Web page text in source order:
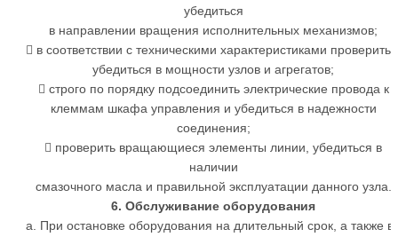
убедиться
в направлении вращения исполнительных механизмов;
 в соответствии с техническими характеристиками проверить
убедиться в мощности узлов и агрегатов;
 строго по порядку подсоединить электрические провода к
клеммам шкафа управления и убедиться в надежности
соединения;
 проверить вращающиеся элементы линии, убедиться в
наличии
смазочного масла и правильной эксплуатации данного узла.
6. Обслуживание оборудования
a. При остановке оборудования на длительный срок, а также